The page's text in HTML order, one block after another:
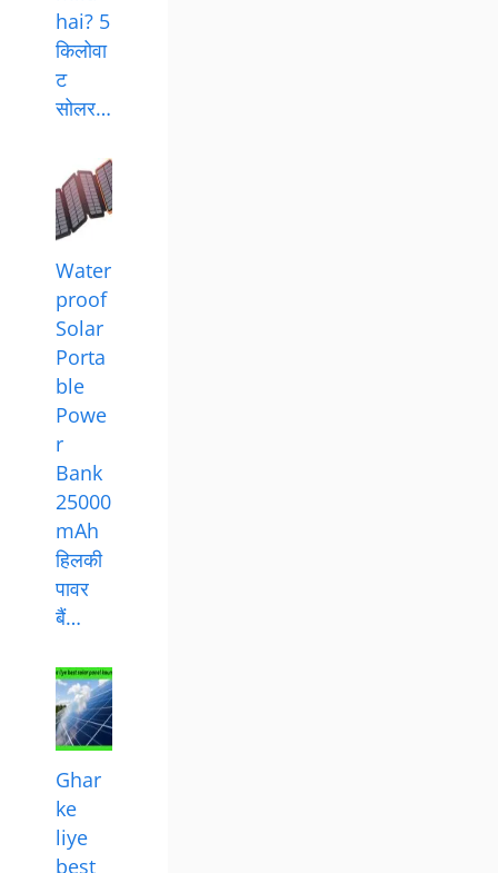
hai? 5
किलोवा
ट
सोलर…
Water
proof
Solar
Porta
ble
Powe
r
Bank
25000
mAh
हिलकी
पावर
बैं…
Ghar
ke
liye
best